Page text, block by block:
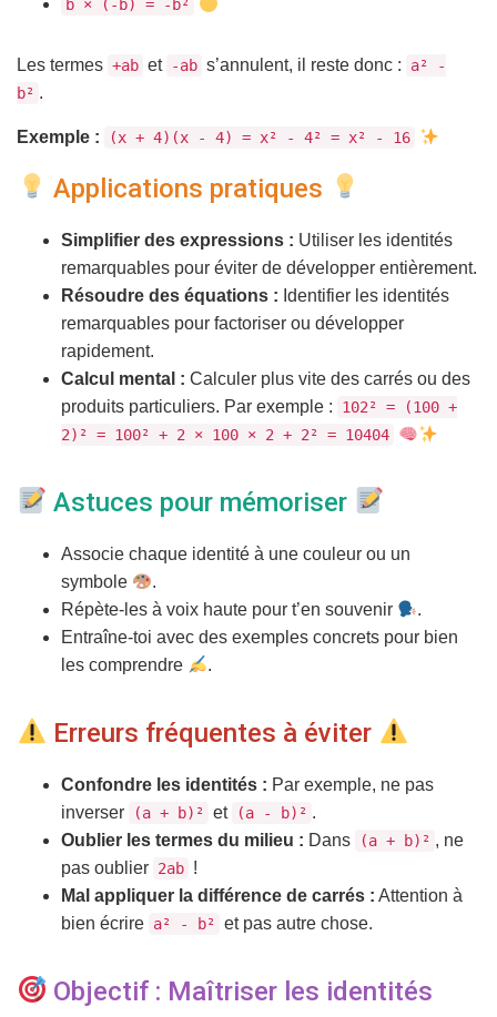
b × (-b) = -b²
Les termes +ab et -ab s’annulent, il reste donc :
a² -
b² .
Exemple : (x + 4)(x - 4) = x² - 4² = x² - 16
Applications pratiques
Simplifier des expressions : Utiliser les identités
remarquables pour éviter de développer entièrement.
Résoudre des équations : Identifier les identités
remarquables pour factoriser ou développer
rapidement.
Calcul mental : Calculer plus vite des carrés ou des
produits particuliers. Par exemple :
102² = (100 +
2)² = 100² + 2 × 100 × 2 + 2² = 10404
Astuces pour mémoriser
Associe chaque identité à une couleur ou un
symbole
.
Répète-les à voix haute pour t’en souvenir
.
Entraîne-toi avec des exemples concrets pour bien
les comprendre
.
Erreurs fréquentes à éviter
Confondre les identités : Par exemple, ne pas
inverser
(a + b)² et (a - b)² .
Oublier les termes du milieu : Dans (a + b)² , ne
pas oublier 2ab !
Mal appliquer la différence de carrés : Attention à
bien écrire a² - b² et pas autre chose.
Objectif : Maîtriser les identités